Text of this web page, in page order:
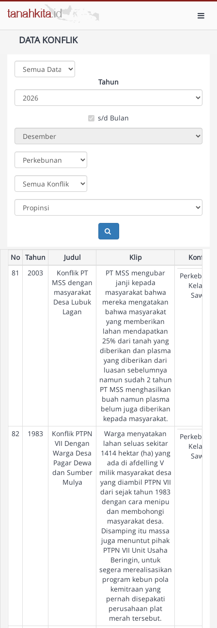
DATA KONFLIK
Tahun
s/d Bulan
No Tahun Judul Klip
Konflik
81
2003
Konflik PT
MSS dengan
masyarakat
Desa Lubuk
Lagan
PT MSS mengubar
janji kepada
masyarakat bahwa
mereka mengatakan
bahwa masyarakat
yang memberikan
lahan mendapatkan
25% dari tanah yang
diberikan dan plasma
yang diberikan dari
luasan sebelumnya
namun sudah 2 tahun
PT MSS menghasilkan
buah namun plasma
belum juga diberikan
kepada masyarakat.
Kelapa
Sawit
82 1983
Konflik PTPN
VII Dengan
Warga Desa
Pagar Dewa
dan Sumber
Mulya
Warga menyatakan
lahan seluas sekitar
1414 hektar (ha) yang
ada di afdelling V
milik masyarakat desa
yang diambil PTPN VII
dari sejak tahun 1983
dengan cara menipu
dan membohongi
masyarakat desa.
Disamping itu massa
juga menuntut pihak
PTPN VII Unit Usaha
Beringin, untuk
segera merealisasikan
program kebun pola
kemitraan yang
pernah disepakati
perusahaan plat
merah tersebut.
Kelapa
Sawit